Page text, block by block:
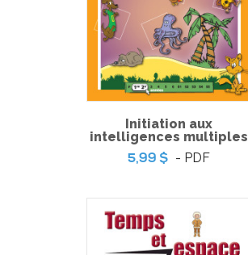
Initiation aux
intelligences multiples
5,99 $ - PDF